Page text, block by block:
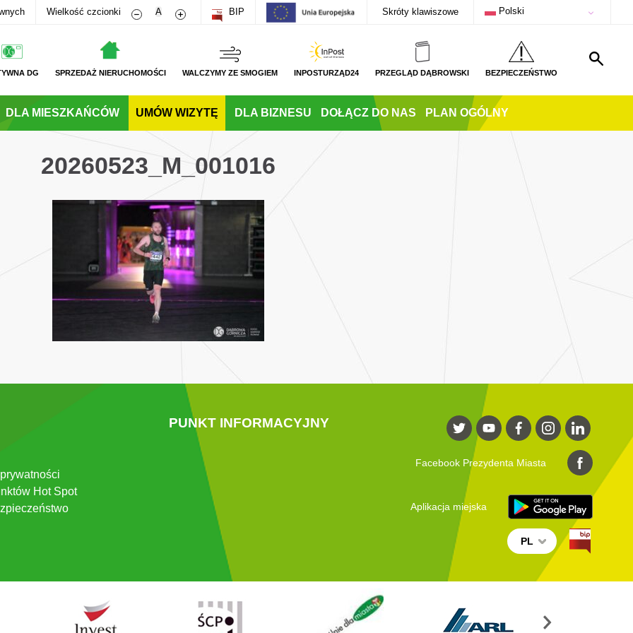
Wielkość czcionki Zmniejsz rozmiar czcionki
A Zwiększ rozmiar czcionki
BIP Skróty klawiszowe Polski
DG SPRZEDAŻ NIERUCHOMOŚCI WALCZYMY ZE SMOGIEM INPOSTURZĄD24 PRZEGLĄD DĄBROWSKI BEZPIECZEŃSTWO
DLA MIESZKAŃCÓW UMÓW WIZYTĘ DLA BIZNESU DOŁĄCZ DO NAS PLAN OGÓLNY
20260523_M_001016
Hot Spot
PUNKT INFORMACYJNY
Facebook Prezydenta Miasta
Aplikacja miejska
PL